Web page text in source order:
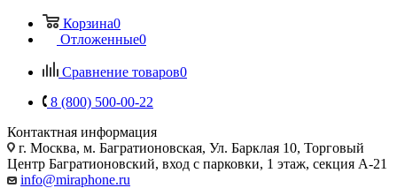
Корзина0
Отложенные0
Сравнение товаров0
8 (800) 500-00-22
Контактная информация
г. Москва, м. Багратионовская, Ул. Барклая 10, Торговый
Центр Багратионовский, вход с парковки, 1 этаж, секция А-21
info@miraphone.ru